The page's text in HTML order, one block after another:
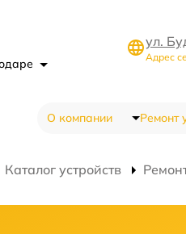
ул.
Адрес
О компании Ремонт
Каталог устройств